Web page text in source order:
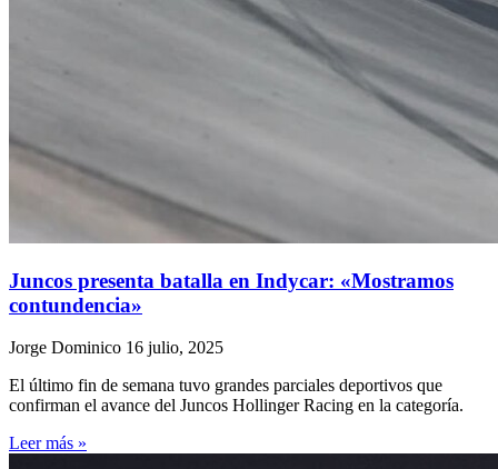
Juncos presenta batalla en Indycar: «Mostramos
contundencia»
Jorge Dominico 16 julio, 2025
El último fin de semana tuvo grandes parciales deportivos que
confirman el avance del Juncos Hollinger Racing en la categoría.
Leer más »